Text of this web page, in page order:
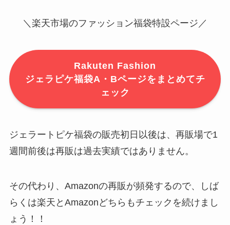
＼楽天市場のファッション福袋特設ページ／
Rakuten Fashion
ジェラピケ福袋A・Bページをまとめてチ
ェック
ジェラートピケ福袋の販売初日以後は、再販場で1
週間前後は再販は過去実績ではありません。
その代わり、Amazonの再販が頻発するので、しば
らくは楽天とAmazonどちらもチェックを続けまし
ょう！！